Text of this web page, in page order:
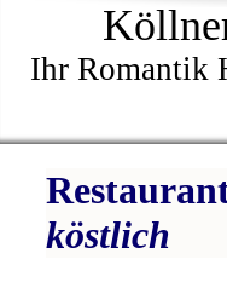
Ihr Romantik
köstlich